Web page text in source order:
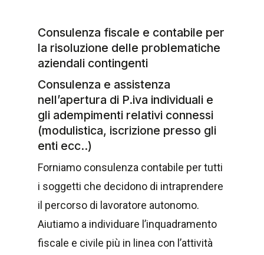
Consulenza fiscale e contabile per
la risoluzione delle problematiche
aziendali contingenti
Consulenza e assistenza
nell’apertura di P.iva individuali e
gli adempimenti relativi connessi
(modulistica, iscrizione presso gli
enti ecc..)
Forniamo consulenza contabile per tutti
i soggetti che decidono di intraprendere
il percorso di lavoratore autonomo.
Aiutiamo a individuare l’inquadramento
fiscale e civile più in linea con l’attività